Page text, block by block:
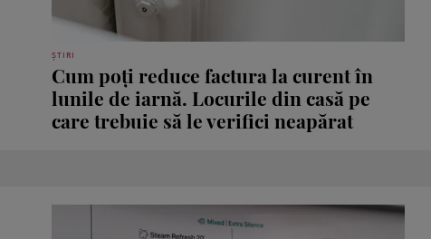
ȘTIRI
Cum poți reduce factura la curent în
lunile de iarnă. Locurile din casă pe
care trebuie să le verifici neapărat